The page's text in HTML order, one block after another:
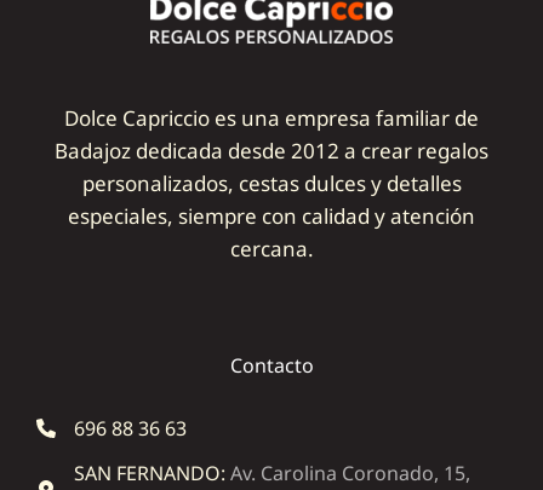
Dolce Capriccio es una empresa familiar de
Badajoz dedicada desde 2012 a crear regalos
personalizados, cestas dulces y detalles
especiales, siempre con calidad y atención
cercana.
Contacto
696 88 36 63
SAN FERNANDO: Av. Carolina Coronado, 15,